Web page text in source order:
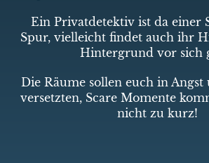
Ein Privatdetektiv ist da einer
Spur, vielleicht findet auch ihr
Hintergrund vor sich
Die Räume sollen euch in Angst
versetzten, Scare Momente
nicht zu kurz!